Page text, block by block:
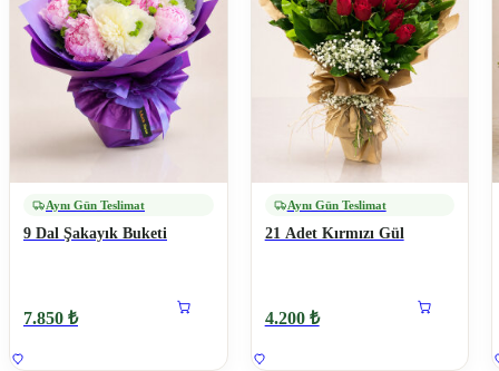
Aynı Gün Teslimat
9 Dal Şakayık Buketi
7.850 ₺
Aynı Gün Teslimat
21 Adet Kırmızı Gül
4.200 ₺